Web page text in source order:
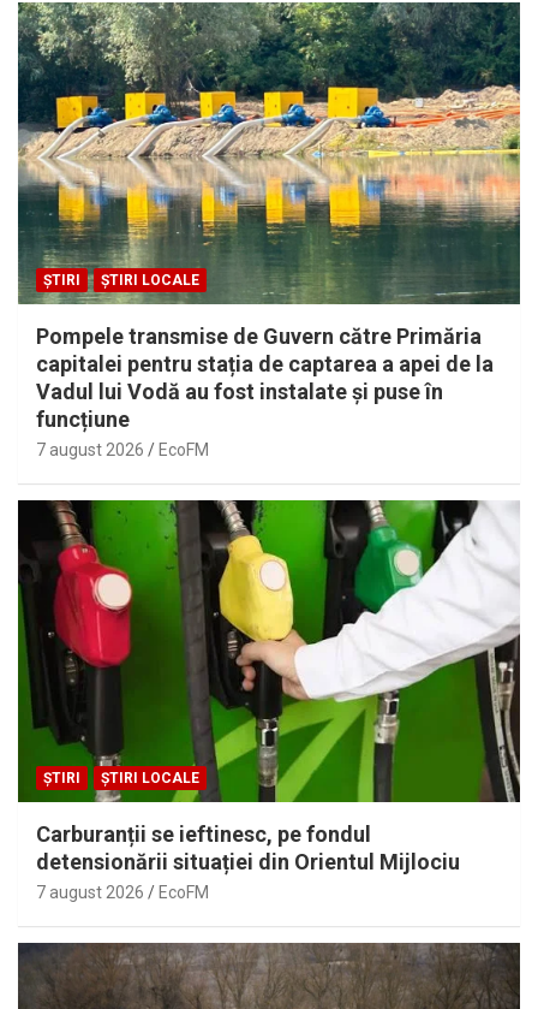
ȘTIRI ȘTIRI LOCALE
Pompele transmise de Guvern către Primăria
capitalei pentru stația de captarea a apei de la
Vadul lui Vodă au fost instalate și puse în
funcțiune
7 august 2026 EcoFM
ȘTIRI ȘTIRI LOCALE
Carburanții se ieftinesc, pe fondul
detensionării situației din Orientul Mijlociu
7 august 2026 EcoFM